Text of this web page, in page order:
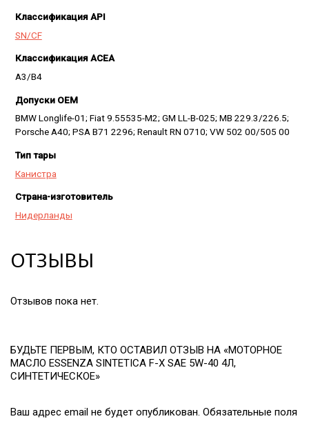
Классификация API
SN/CF
Классификация ACEA
A3/B4
Допуски OEM
BMW Longlife-01; Fiat 9.55535-M2; GM LL-B-025; MB 229.3/226.5;
Porsche A40; PSA B71 2296; Renault RN 0710; VW 502 00/505 00
Тип тары
Канистра
Страна-изготовитель
Нидерланды
ОТЗЫВЫ
Отзывов пока нет.
БУДЬТЕ ПЕРВЫМ, КТО ОСТАВИЛ ОТЗЫВ НА «МОТОРНОЕ
МАСЛО ESSENZA SINTETICA F-X SAE 5W-40 4Л,
СИНТЕТИЧЕСКОЕ»
Ваш адрес email не будет опубликован. Обязательные поля